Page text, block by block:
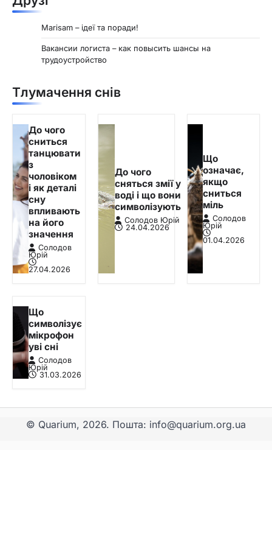
Marisam – ідеї та поради!
Вакансии логиста – как повысить шансы на
трудоустройство
Тлумачення снів
До чого
сниться
танцювати
з
чоловіком
і як деталі
сну
впливають
на його
значення
Солодов
Юрій
27.04.2026
До чого
сняться змії у
воді і що вони
символізують
Солодов Юрій
24.04.2026
Що
означає,
якщо
сниться
міль
Солодов
Юрій
01.04.2026
Що
символізує
мікрофон
уві сні
Солодов
Юрій
31.03.2026
© Quarium, 2026. Пошта: info@quarium.org.ua